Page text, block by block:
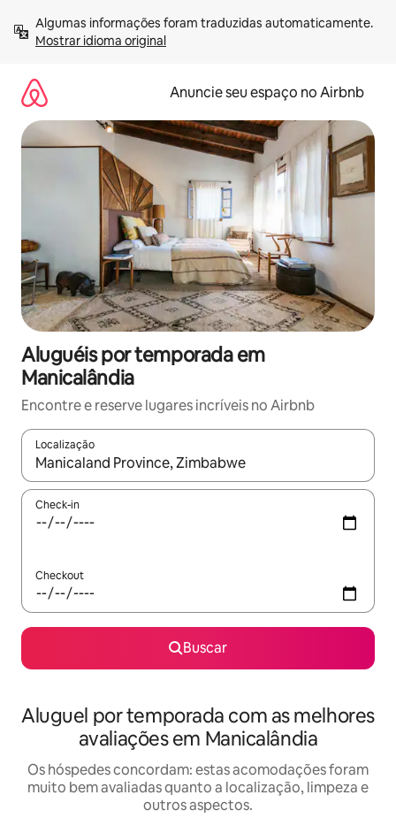
para
Mostrar idioma original
Anuncie seu espaço no Airbnb
Aluguéis por temporada em
Manicalândia
Encontre e reserve lugares incríveis no Airbnb
Localização
Quando os resultados estiverem disponíveis, explore-os
Check-in
Checkout
Buscar
Aluguel por temporada com as melhores
avaliações em Manicalândia
Os hóspedes concordam: estas acomodações foram
muito bem avaliadas quanto a localização, limpeza e
outros aspectos.